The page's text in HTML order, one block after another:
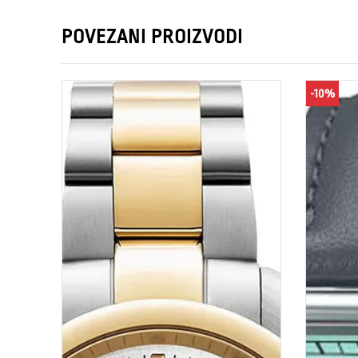
POVEZANI PROIZVODI
-10%